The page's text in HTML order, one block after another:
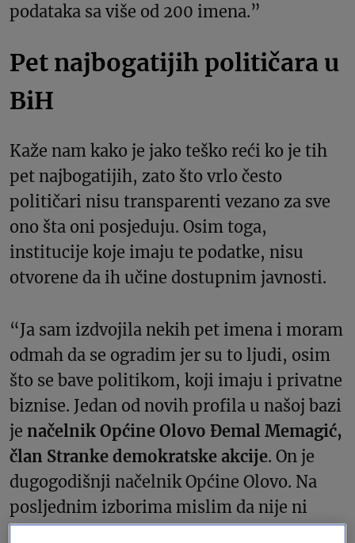
podataka sa više od 200 imena.”
Pet najbogatijih političara u
BiH
Kaže nam kako je jako teško reći ko je tih
pet najbogatijih, zato što vrlo često
političari nisu transparenti vezano za sve
ono šta oni posjeduju. Osim toga,
institucije koje imaju te podatke, nisu
otvorene da ih učine dostupnim javnosti.
“Ja sam izdvojila nekih pet imena i moram
odmah da se ogradim jer su to ljudi, osim
što se bave politikom, koji imaju i privatne
biznise. Jedan od novih profila u našoj bazi
je načelnik Općine Olovo Đemal Memagić,
član Stranke demokratske akcije. On je
dugogodišnji načelnik Općine Olovo. Na
posljednim izborima mislim da nije ni
imao protukandidata, ali je vlasnik jedne